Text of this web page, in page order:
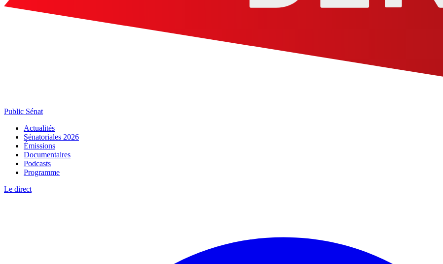
Public Sénat
Actualités
Sénatoriales 2026
Émissions
Documentaires
Podcasts
Programme
Le direct